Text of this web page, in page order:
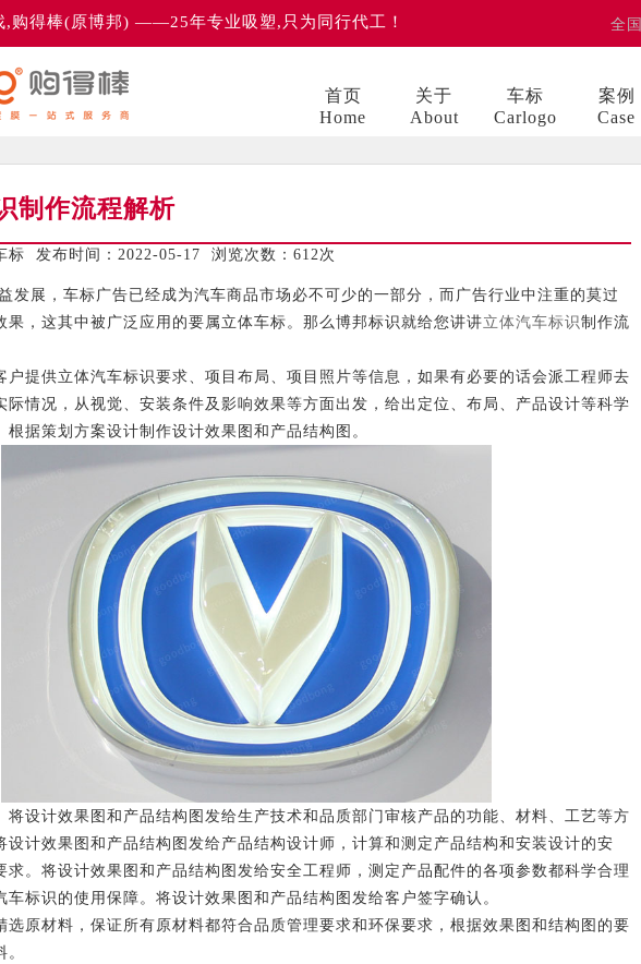
,购得棒(原博邦) ——25年专业吸塑,只为同行代工！ 全
首页
Home
关于
About
车标
Carlogo
案例
Case
制作流程解析
标 发布时间：2022-05-17 浏览次数： 612次
展，车标广告已经成为汽车商品市场必不可少的一部分，而广告行业中注重的莫过
果，这其中被广泛应用的要属立体车标。那么博邦标识就给您讲讲立体汽车标识制作流
供立体汽车标识要求、项目布局、项目照片等信息，如果有必要的话会派工程师去
际情况，从视觉、安装条件及影响效果等方面出发，给出定位、布局、产品设计等科学
根据策划方案设计制作设计效果图和产品结构图。
计效果图和产品结构图发给生产技术和品质部门审核产品的功能、材料、工艺等方
设计效果图和产品结构图发给产品结构设计师，计算和测定产品结构和安装设计的安
求。将设计效果图和产品结构图发给安全工程师，测定产品配件的各项参数都科学合理
车标识的使用保障。将设计效果图和产品结构图发给客户签字确认。
材料，保证所有原材料都符合品质管理要求和环保要求，根据效果图和结构图的要